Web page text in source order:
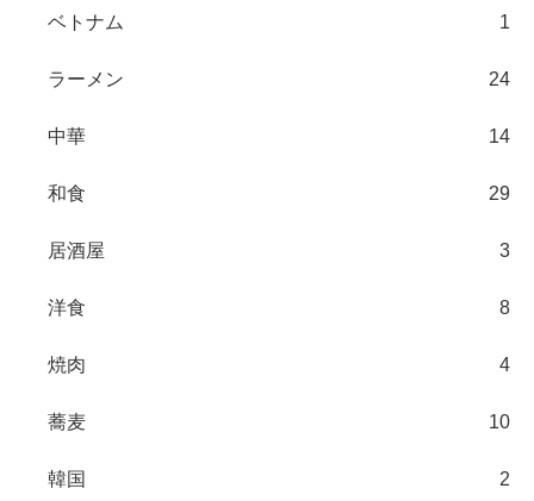
ベトナム 1
ラーメン 24
中華 14
和食 29
居酒屋 3
洋食 8
焼肉 4
蕎麦 10
韓国 2